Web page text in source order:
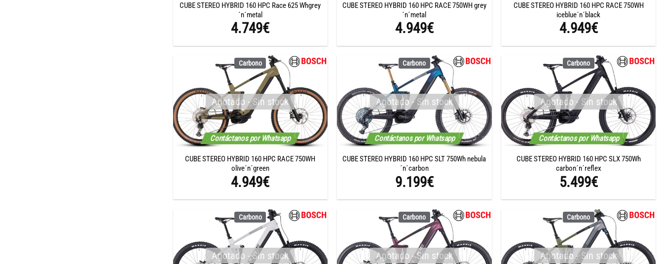
CUBE STEREO HYBRID 160 HPC Race 625 Whgrey
´n´metal
4.749€
CUBE STEREO HYBRID 160 HPC RACE 750WH grey
´n´metal
4.949€
CUBE STEREO HYBRID 160 HPC RACE 750WH
iceblue´n´black
4.949€
Carbono
Contáctanos por Whatsapp
Agotado - Sin stock
CUBE STEREO HYBRID 160 HPC RACE 750WH
olive´n´green
4.949€
Carbono
Contáctanos por Whatsapp
Agotado - Sin stock
CUBE STEREO HYBRID 160 HPC SLT 750Wh nebula
´n´carbon
9.199€
Carbono
Contáctanos por Whatsapp
Agotado - Sin stock
CUBE STEREO HYBRID 160 HPC SLX 750Wh
carbon´n´reflex
5.499€
Carbono
Agotado - Sin stock
Carbono
Agotado - Sin stock
Carbono
Agotado - Sin stock